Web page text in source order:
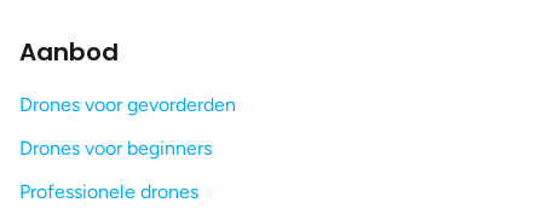
Aanbod
Drones voor gevorderden
Drones voor beginners
Professionele drones